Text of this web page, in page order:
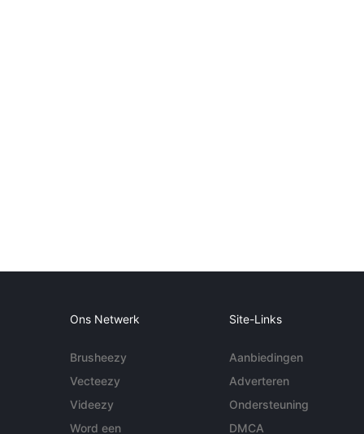
Ons Netwerk
Brusheezy
Vecteezy
Videezy
Word een
Site-Links
Aanbiedingen
Adverteren
Ondersteuning
DMCA